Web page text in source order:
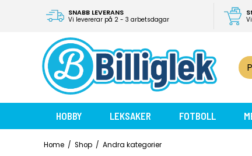
SNABB LEVERANS
Vi levererar på 2 - 3 arbetsdagar
HOBBY LEKSAKER FOTBOLL
Home / Shop / Andra kategorier